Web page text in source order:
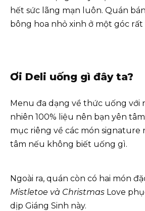
hết sức lãng mạn luôn. Quán
bông hoa nhỏ xinh ở một góc rất
Ơi Deli uống gì đây ta?
Menu đa dạng về thức uống với
nhiên 100% liệu nên bạn yên
mục riêng về các món signature
tâm nếu không biết uống gì.
Ngoài ra, quán còn có hai món
Mistletoe và Christmas Love
dịp Giáng Sinh này.